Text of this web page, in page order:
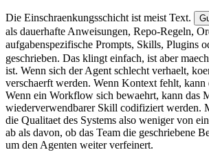
Die Einschraenkungsschicht ist meist Text. G
als dauerhafte Anweisungen, Repo-Regeln, Or
aufgabenspezifische Prompts, Skills, Plugins o
geschrieben. Das klingt einfach, ist aber maech
ist. Wenn sich der Agent schlecht verhaelt, koe
verschaerft werden. Wenn Kontext fehlt, kann
Wenn ein Workflow sich bewaehrt, kann das
wiederverwendbarer Skill codifiziert werden.
die Qualitaet des Systems also weniger von ein
ab als davon, ob das Team die geschriebene B
um den Agenten weiter verfeinert.